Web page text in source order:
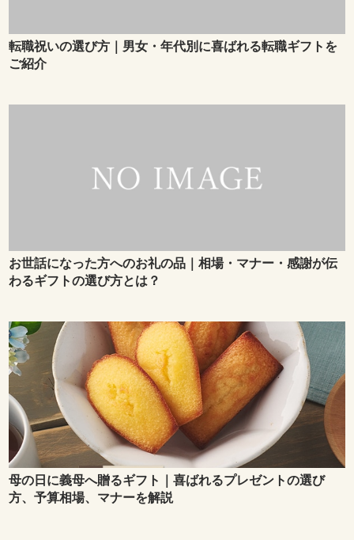
転職祝いの選び方｜男女・年代別に喜ばれる転職ギフトを
ご紹介
お世話になった方へのお礼の品｜相場・マナー・感謝が伝
わるギフトの選び方とは？
母の日に義母へ贈るギフト｜喜ばれるプレゼントの選び
方、予算相場、マナーを解説